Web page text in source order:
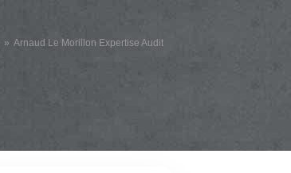
Arnaud Le Morillon Expertise Audit